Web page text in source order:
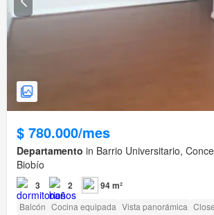
$ 780.000/mes
Departamento in Barrio Universitario,
Biobío
3 2 94 m²
Balcón Cocina equipada Vista panorámica